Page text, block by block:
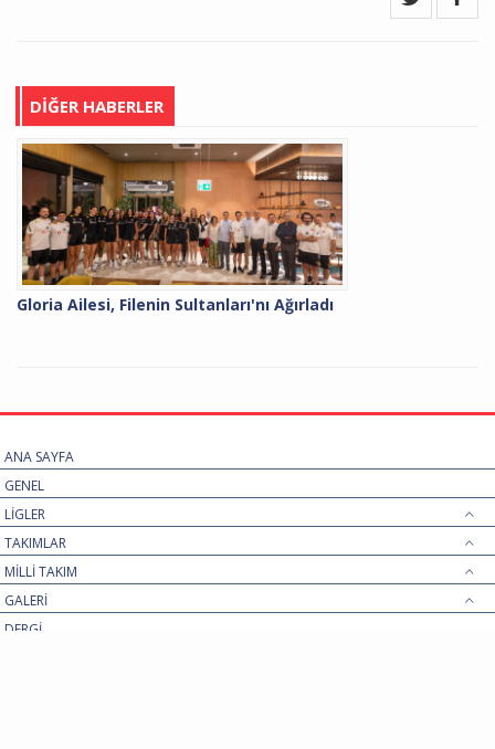
DİĞER HABERLER
Gloria Ailesi, Filenin Sultanları'nı Ağırladı
ANA SAYFA
GENEL
LİGLER
TAKIMLAR
MİLLİ TAKIM
GALERİ
DERGİ